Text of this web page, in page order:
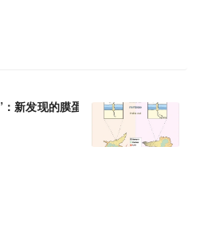
新发现的膜蛋白Galvanin能感应 电场